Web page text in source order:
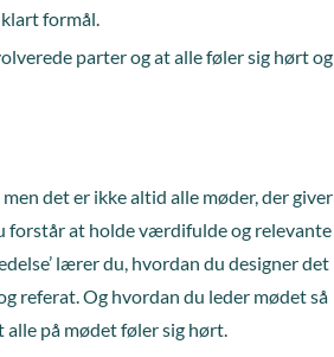
formål.
parter og at alle føler sig hørt og
det er ikke altid alle møder, der giver
forstår at holde værdifulde og relevante
lærer du, hvordan du designer det
referat. Og hvordan du leder mødet så
alle på mødet føler sig hørt.